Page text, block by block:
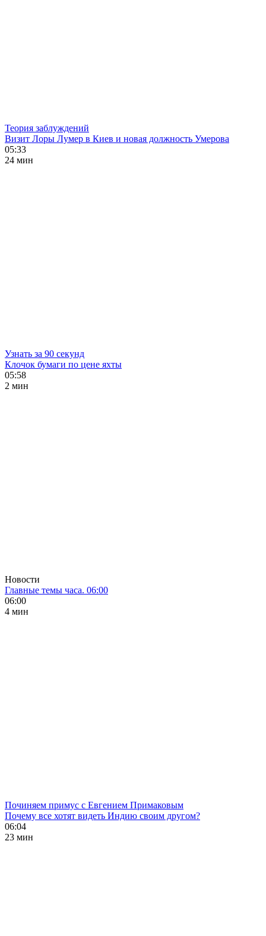
Теория заблуждений
Визит Лоры Лумер в Киев и новая должность Умерова
05:33
24 мин
Узнать за 90 секунд
Клочок бумаги по цене яхты
05:58
2 мин
Новости
Главные темы часа. 06:00
06:00
4 мин
Починяем примус с Евгением Примаковым
Почему все хотят видеть Индию своим другом?
06:04
23 мин